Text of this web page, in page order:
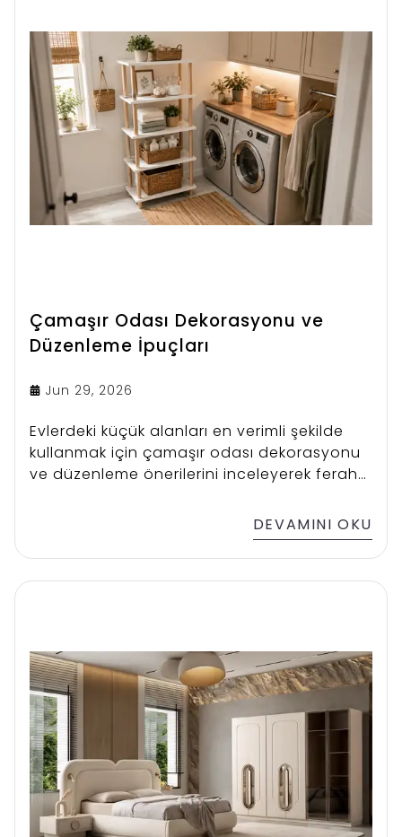
Çamaşır Odası Dekorasyonu ve
Düzenleme İpuçları
Jun 29, 2026
Evlerdeki küçük alanları en verimli şekilde
kullanmak için çamaşır odası dekorasyonu
ve düzenleme önerilerini inceleyerek ferah
DEVAMINI OKU